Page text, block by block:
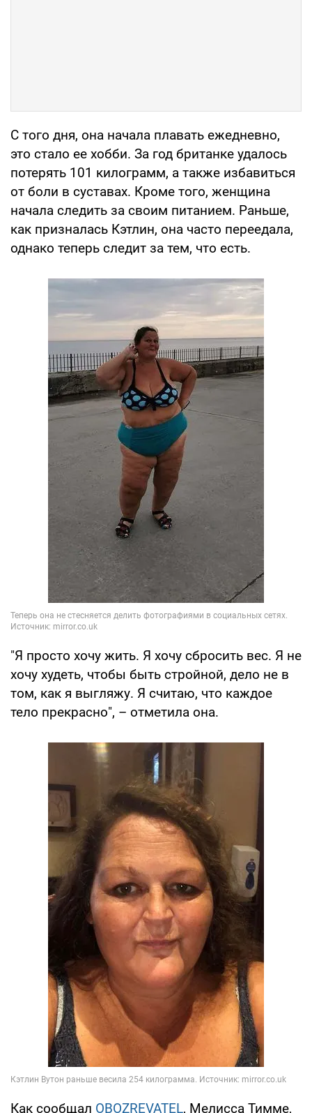
С того дня, она начала плавать ежедневно,
это стало ее хобби. За год британке удалось
потерять 101 килограмм, а также избавиться
от боли в суставах. Кроме того, женщина
начала следить за своим питанием. Раньше,
как призналась Кэтлин, она часто переедала,
однако теперь следит за тем, что есть.
"Я просто хочу жить. Я хочу сбросить вес. Я не
хочу худеть, чтобы быть стройной, дело не в
том, как я выгляжу. Я считаю, что каждое
тело прекрасно", – отметила она.
Как сообщал OBOZREVATEL, Мелисса Тимме,